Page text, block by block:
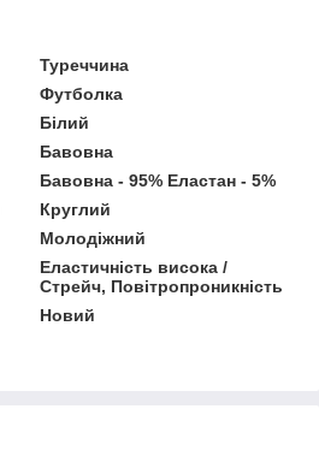
Туреччина
Футболка
Білий
Бавовна
Бавовна - 95% Еластан - 5%
Круглий
Молодіжний
Еластичність висока /
Стрейч, Повітропроникність
Новий